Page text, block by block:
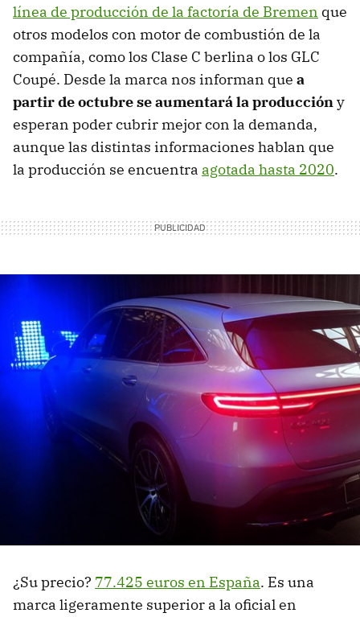
línea de producción de la factoría de Bremen que
otros modelos con motor de combustión de la
compañía, como los Clase C berlina o los GLC
Coupé. Desde la marca nos informan que a
partir de octubre se aumentará la produccióny
esperan poder cubrir mejor con la demanda,
aunque las distintas informaciones hablan que
la producción se encuentra agotada hasta 2020.
¿Su precio? 77.425 euros en España. Es una
marca ligeramente superior a la oficial en